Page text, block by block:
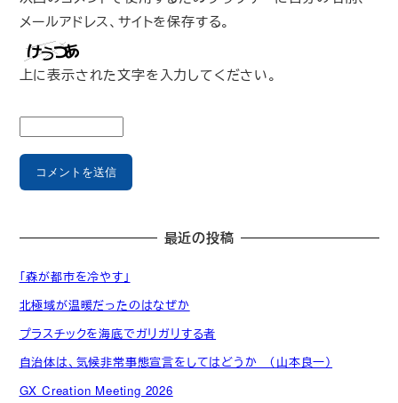
メールアドレス、サイトを保存する。
上に表示された文字を入力してください。
最近の投稿
「森が都市を冷やす」
北極域が温暖だったのはなぜか
プラスチックを海底でガリガリする者
自治体は、気候非常事態宣言をしてはどうか （山本良一）
GX Creation Meeting 2026